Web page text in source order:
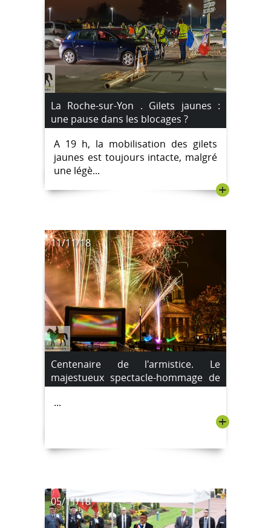
La Roche-sur-Yon . Gilets jaunes :
une pause dans les blocages ?
A 19 h, la mobilisation des gilets
jaunes est toujours intacte, malgré
une légè...
+
11/11/18
Centenaire de l'armistice. Le
majestueux spectacle-hommage de
Joseph Couturier. [IMAGES]
...
+
05/11/18